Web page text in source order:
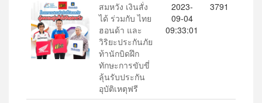
สมหวัง เงินสั่ง
ได้ ร่วมกับ ไทย
ฮอนด้า และ
วิริยะประกันภัย
ท้านักบิดฝึก
ทักษะการขับขี่
ลุ้นรับประกัน
อุบัติเหตุฟรี
2023-
09-04
09:33:01
3791